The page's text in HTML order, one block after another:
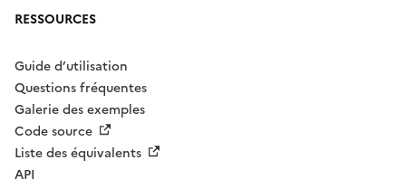
RESSOURCES
Guide d’utilisation
Questions fréquentes
Galerie des exemples
Code source
Liste des équivalents